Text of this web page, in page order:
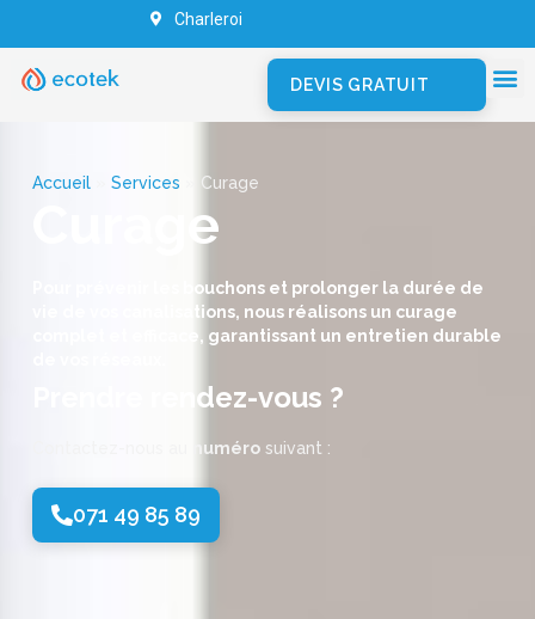
Charleroi
DEVIS GRATUIT
Accueil» Services Curage
Curage
Pour prévenir les bouchons et prolonger la durée de
vie de vos canalisations, nous réalisons un curage
complet et efficace, garantissant un entretien durable
Prendre rendez-vous ?
numérosuivant :
071 49 85 89